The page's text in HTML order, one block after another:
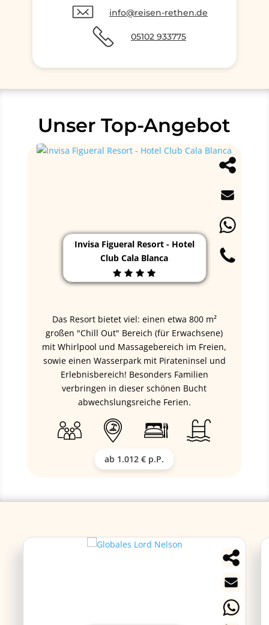
info@reisen-rethen.de
05102 933775
Unser Top-Angebot
Invisa Figueral Resort - Hotel
Club Cala Blanca
Das Resort bietet viel: einen etwa 800 m²
großen "Chill Out" Bereich (für Erwachsene)
mit Whirlpool und Massagebereich im Freien,
sowie einen Wasserpark mit Pirateninsel und
Erlebnisbereich! Besonders Familien
verbringen in dieser schönen Bucht
abwechslungsreiche Ferien.
ab 1.012 € p.P.